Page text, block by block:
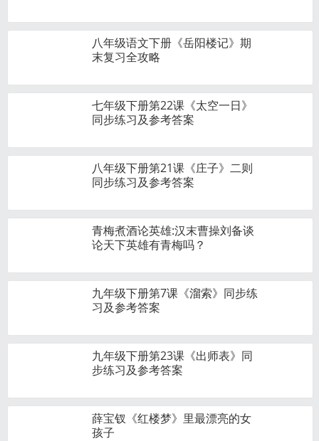
八年级语文下册《岳阳楼记》期
末复习全攻略
七年级下册第22课《太空一日》
同步练习及参考答案
八年级下册第21课《庄子》二则
同步练习及参考答案
青梅煮酒论英雄:汉末曹操刘备谈
论天下英雄有青梅吗？
九年级下册第7课《溜索》同步练
习及参考答案
九年级下册第23课《出师表》同
步练习及参考答案
薛宝钗《红楼梦》里最漂亮的女
孩子